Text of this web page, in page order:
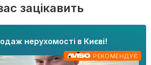
зацікавить
нерухомості в Києві!
РЕКОМЕНДУЄ